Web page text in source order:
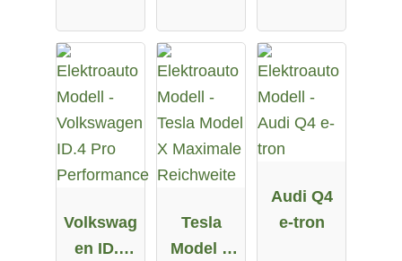
Allrad
Volkswag
en ID.4
Tesla
Model X
Audi Q4
e-tron